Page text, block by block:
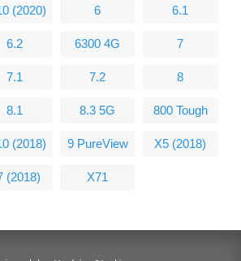
(2020) 6 6.1
6.2 6300 4G 7
7.1 7.2 8
8.1 8.3 5G 800 Tough
(2018) 9 PureView X5 (2018)
(2018) X71